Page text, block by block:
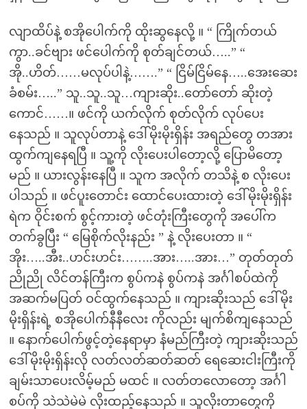
လျာထိပ်နဲ့ စအိုပေါက်ကို ထိုးဆွနေလို့ ။ “ ကြိုက်တယ်
ကွာ..ခင်ဗျား ဖင်ပေါက်ကို စုတ်ချင်တယ်…..” “
အို..ဟိတ်……မလုပ်ပါနဲ့…….” “ ငြိမ်ငြိမ်နေ…..အေးဆေး
ခံစမ်း…..” သူ..သူ..သူ…ကျားဆိုး..တော်တော် ဆိုးတဲ့
ကောင်……။ ဖင်ကို ယက်လိုက် စုတ်လိုက် လုပ်ပေး
နေသည် ။ သူလုပ်တာနဲ့ ဒေါ်မိုးမိုးရှိန်း အရည်တွေ တအား
ထွက်ကျနေရပြီ ။ သူ့ကို လိုးပေးပါတော့လို့ ပြောမိတော့
မည် ။ ယားလွန်းနေပြီ ။ သူက အလိုက် တသိနဲ့ စ လိုးပေး
ပါသည် ။ ဖင်ပူးတောင်း ထောင်ပေးထားတဲ့ ဒေါ်မိုးမိုးရှိန်း
ရဲက ဝိုင်းစက် စွင့်ကားတဲ့ ဖင်တုံးကြီးတွေကို အပေါ်က
တက်ခွပြီး “ မြေစိုက်လိုးနည်း ” နဲ့ လိုးပေးတာ ။ “
အိုး…..အီး..ဟင်းဟင်း……..အား…..အား…” တုတ်တုတ်
ညိုညို လိင်တန်ကြီးက စွပ်ကနဲ စွပ်ကနဲ အင်္ဂါစပ်ထဲကို
အဆက်မပြတ် ဝင်ထွက်နေသည် ။ ကျားဆိုးသည် ဒေါ်မိုး
မိုးရှိန်းရဲ့ စအိုပေါက်နီနီလေး ကိုလည်း မျက်စိကျနေသည်
။ နောက်ပေါက်ဖွင့်တဲ့နေရာမှာ နံမည်ကြီးတဲ့ ကျားဆိုးသည်
ဒေါ်မိုးမိုးရှိန်းလို လတ်လတ်ဆတ်ဆတ် ရေဆေးငါးကြီးကို
ချမ်းသာပေးလိမ့်မည် မထင် ။ လတ်တလောတော့ အင်္ဂါ
စပ်ကို သဲသဲမဲမဲ လိုးထည့်နေသည် ။ သူလိုးတာတွေကို